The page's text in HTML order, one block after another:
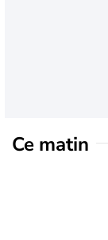
Ce matin